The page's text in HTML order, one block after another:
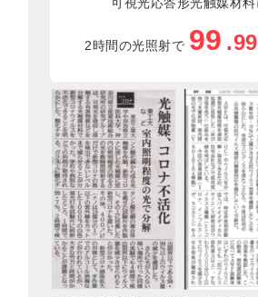
2時間の光照射で 99 .99